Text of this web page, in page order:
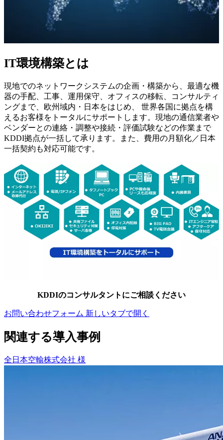
IT環境構築とは
現地でのネットワークシステムの企画・構築から、最適な機
器の手配、工事、運用保守、オフィスの移転、コンサルティ
ングまで、欧州域内・日本をはじめ、 世界各国に拠点を構
えるお客様をトータルにサポートします。現地の通信業者や
ベンダーとの連絡・調整や接続・評価試験などの作業まで
KDDI拠点が一括して承ります。また、費用の月額化／日本
一括契約も対応可能です。
KDDIのコンサルタントにご相談ください
お問い合わせフォーム 新しいタブで開く
関連する導入事例
全日本空輸株式会社 様